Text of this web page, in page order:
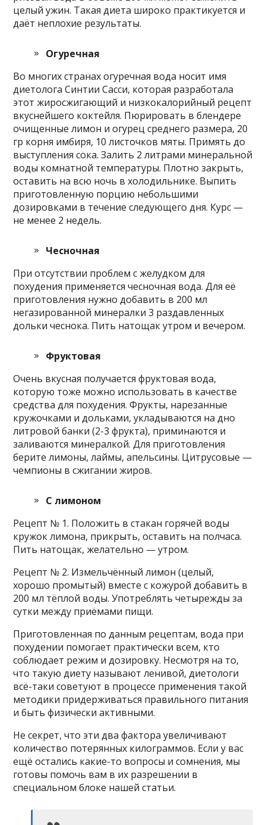
целый ужин. Такая диета широко практикуется и
даёт неплохие результаты.
Огуречная
Во многих странах огуречная вода носит имя
диетолога Синтии Сасси, которая разработала
этот жиросжигающий и низкокалорийный рецепт
вкуснейшего коктейля. Пюрировать в блендере
очищенные лимон и огурец среднего размера, 20
гр корня имбиря, 10 листочков мяты. Примять до
выступления сока. Залить 2 литрами минеральной
воды комнатной температуры. Плотно закрыть,
оставить на всю ночь в холодильнике. Выпить
приготовленную порцию небольшими
дозировками в течение следующего дня. Курс —
не менее 2 недель.
Чесночная
При отсутствии проблем с желудком для
похудения применяется чесночная вода. Для её
приготовления нужно добавить в 200 мл
негазированной минералки 3 раздавленных
дольки чеснока. Пить натощак утром и вечером.
Фруктовая
Очень вкусная получается фруктовая вода,
которую тоже можно использовать в качестве
средства для похудения. Фрукты, нарезанные
кружочками и дольками, укладываются на дно
литровой банки (2-3 фрукта), приминаются и
заливаются минералкой. Для приготовления
берите лимоны, лаймы, апельсины. Цитрусовые —
чемпионы в сжигании жиров.
С лимоном
Рецепт № 1. Положить в стакан горячей воды
кружок лимона, прикрыть, оставить на полчаса.
Пить натощак, желательно — утром.
Рецепт № 2. Измельчённый лимон (целый,
хорошо промытый) вместе с кожурой добавить в
200 мл тёплой воды. Употреблять четырежды за
сутки между приёмами пищи.
Приготовленная по данным рецептам, вода при
похудении помогает практически всем, кто
соблюдает режим и дозировку. Несмотря на то,
что такую диету называют ленивой, диетологи
всё-таки советуют в процессе применения такой
методики придерживаться правильного питания
и быть физически активными.
Не секрет, что эти два фактора увеличивают
количество потерянных килограммов. Если у вас
ещё остались какие-то вопросы и сомнения, мы
готовы помочь вам в их разрешении в
специальном блоке нашей статьи.